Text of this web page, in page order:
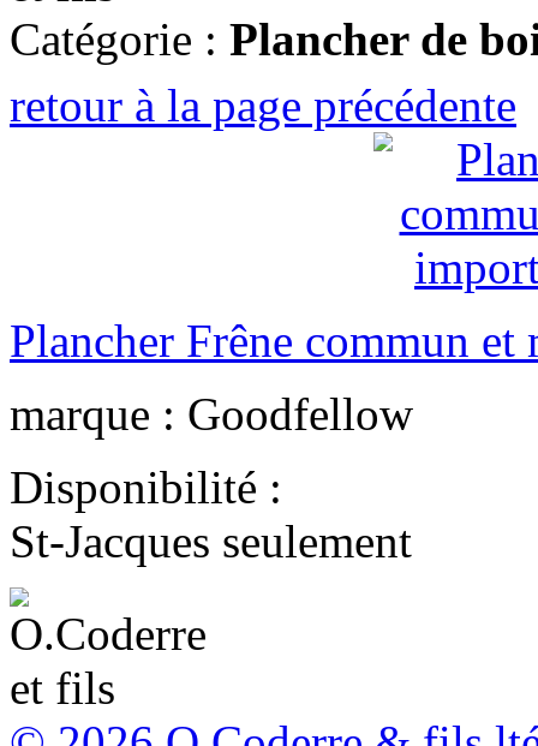
Catégorie : Plancher de
retour à la page précédente
Plancher Frêne commun
marque : Goodfellow
Disponibilité :
St-Jacques seulement